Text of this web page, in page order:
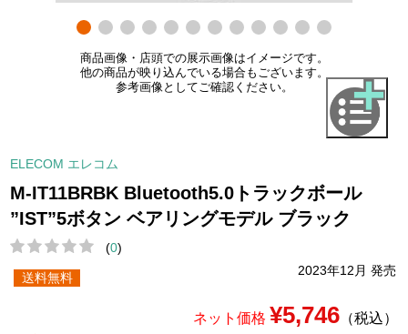
商品画像・店頭での展示画像はイメージです。
他の商品が映り込んでいる場合もございます。
参考画像としてご確認ください。
ELECOM エレコム
M-IT11BRBK Bluetooth5.0トラックボール
”IST”5ボタン ベアリングモデル ブラック
(0)
2023年12月 発売
送料無料
ネット価格 ¥5,746（税込）